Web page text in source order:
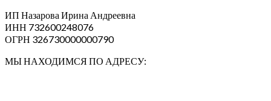
ИП Назарова Ирина Андреевна⁠
ИНН 732600248076
ОГРН 326730000000790
МЫ НАХОДИМСЯ ПО АДРЕСУ: